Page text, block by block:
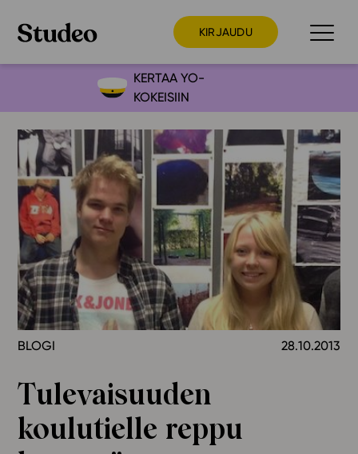
KIRJAUDU
Preppaaja
Opettaja
Opiskelija
Huoltaja
Kokeilutarjous
Ainstain
Alakoulu
Yläkoulu
Lukio
Ominaisuudet
Tapahtumakalenteri
Webinaari­tallenteet
Yhteisö
KERTAA YO-
KOKEISIIN
BLOGI 28.10.2013
Tulevaisuuden
koulutielle reppu